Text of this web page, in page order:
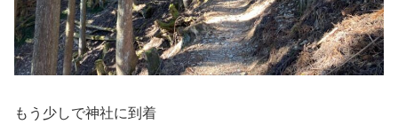
もう少しで神社に到着